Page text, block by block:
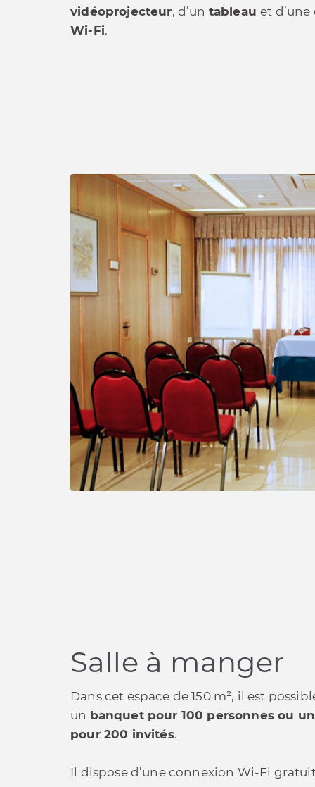
vidéoprojecteur, d’un tableauet d’une
Wi-Fi.
Salle à manger
Dans cet espace de 150 m², il est
un banquet pour 100 personnes ou
pour 200 invités.
Il dispose d’une connexion Wi-Fi